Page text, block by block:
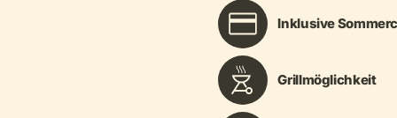
Inklusive
Grillmöglichkeit